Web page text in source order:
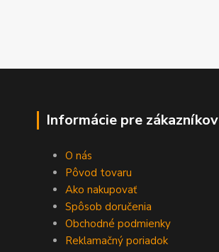
Informácie pre zákazníkov
O nás
Pôvod tovaru
Ako nakupovať
Spôsob doručenia
Obchodné podmienky
Reklamačný poriadok